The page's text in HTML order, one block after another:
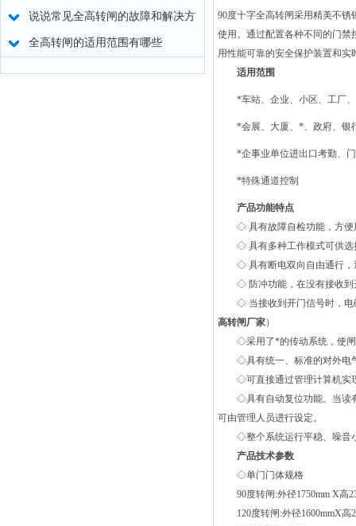
呢?
说说常见全高转闸的故障和解决方
法
全高转闸的适用范围有哪些
90度十字全高转闸采用精美不
使用。通过配置各种不同的门
用性能可靠的安全保护装置和
适用范围
*车站、企业、小区、工厂
*会展、大厦、*、政府、银
*企事业单位进出口考勤、
*特殊通道控制
产品功能特点
◇ 具有故障自检功能，方便
◇ 具有多种工作模式可供选择
◇ 具有断电双向自由通行，通
◇ 防冲功能，在没有接收到
◇ 当接收到开门信号时，电
高转闸厂家）
◇采用了*的传动系统，使闸
◇具有统一、标准的对外电气
◇可直接通过管理计算机实
◇具有自动复位功能。当读有
可由管理人员进行设定。
◇整个系统运行平稳、噪音
产品技术参数
◇单门门体规格
90度转闸:外径1750mm X高
120度转闸:外径1600mmX高